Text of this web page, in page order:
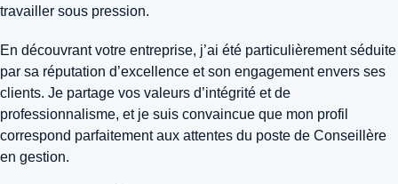
travailler sous pression.
En découvrant votre entreprise, j’ai été particulièrement séduite
par sa réputation d’excellence et son engagement envers ses
clients. Je partage vos valeurs d’intégrité et de
professionnalisme, et je suis convaincue que mon profil
correspond parfaitement aux attentes du poste de Conseillère
en gestion.